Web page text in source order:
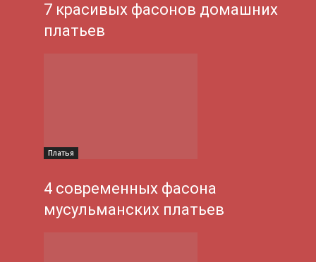
7 красивых фасонов домашних
платьев
Платья
4 современных фасона
мусульманских платьев